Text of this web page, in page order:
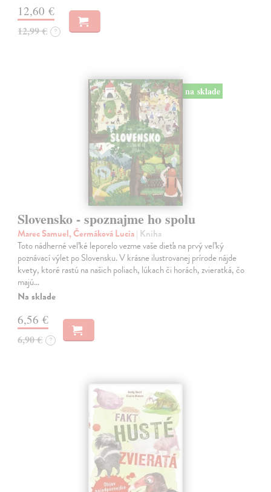
12,60 €
12,99 € ?
na sklade
Slovensko - spoznajme ho spolu
Marec Samuel, Čermáková Lucia| Kniha
Toto nádherné veľké leporelo vezme vaše dieťa na prvý veľký
poznávací výlet po Slovensku. V krásne ilustrovanej prírode nájde
kvety, ktoré rastú na našich poliach, lúkach či horách, zvieratká, čo
majú…
Na sklade
6,56 €
6,90 € ?